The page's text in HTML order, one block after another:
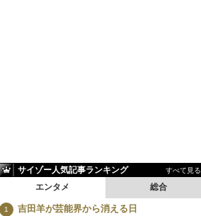
サイゾー人気記事ランキング すべて見る
エンタメ 総合
吉田羊が芸能界から消える日